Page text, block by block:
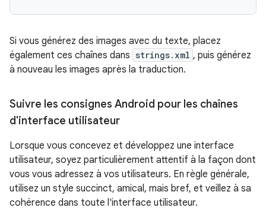
Si vous générez des images avec du texte, placez
également ces chaînes dans strings.xml , puis générez
à nouveau les images après la traduction.
Suivre les consignes Android pour les chaînes
d'interface utilisateur
Lorsque vous concevez et développez une interface
utilisateur, soyez particulièrement attentif à la façon dont
vous vous adressez à vos utilisateurs. En règle générale,
utilisez un style succinct, amical, mais bref, et veillez à sa
cohérence dans toute l'interface utilisateur.